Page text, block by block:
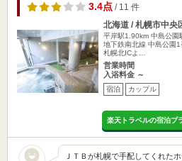
3.4点/ 11 件
北海道 / 札幌市中央
平岸駅1.90km 中島公園
地下鉄南北線 中島公園
札幌北ICよ…
営業時間
入浴料金 ～
宿泊 カップル
楽天トラベルの宿泊プ
ＪＴＢが札幌で手配してくれた